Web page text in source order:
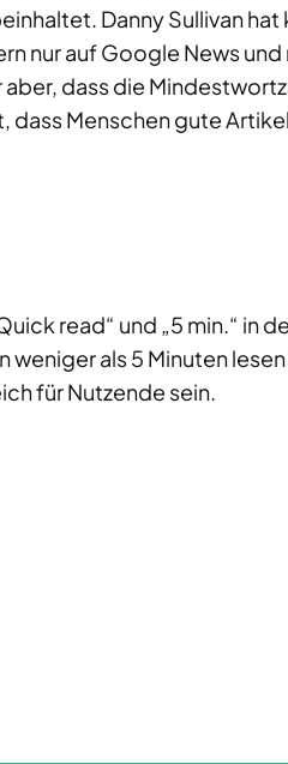
Danny Sullivan
nur auf Google News
dass die
Menschen gute
read“ und „5 min.“ in
als 5 Minuten
für Nutzende sein.